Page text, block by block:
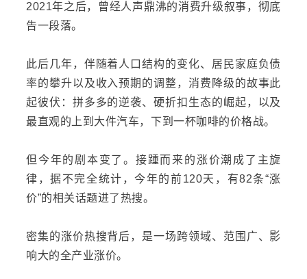
2021年之后，曾经人声鼎沸的消费升级叙事，彻底
告一段落。
此后几年，伴随着人口结构的变化、居民家庭负债
率的攀升以及收入预期的调整，消费降级的故事此
起彼伏：拼多多的逆袭、硬折扣生态的崛起，以及
最直观的上到大件汽车，下到一杯咖啡的价格战。
但今年的剧本变了。接踵而来的涨价潮成了主旋
律，据不完全统计，今年的前120天，有82条“涨
价”的相关话题进了热搜。
密集的涨价热搜背后，是一场跨领域、范围广、影
响大的全产业涨价。